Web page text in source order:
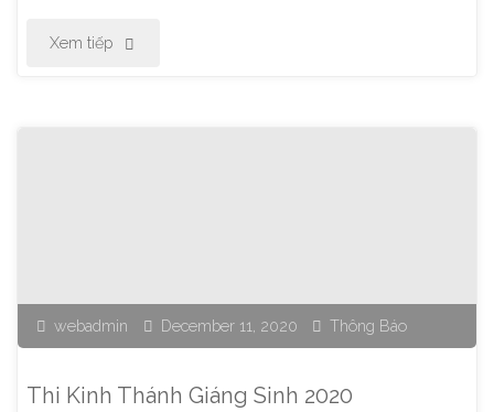
Xem tiếp "Thờ
Tháng
webadmin December 11, 2020 Thông Báo
Thi Kinh Thánh Giáng Sinh 2020